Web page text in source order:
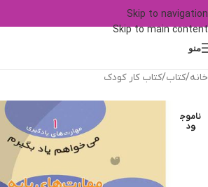
Skip to navigation
Skip to main content
منو
خانه/کتاب/کتاب کار کودک
ناموج
ود